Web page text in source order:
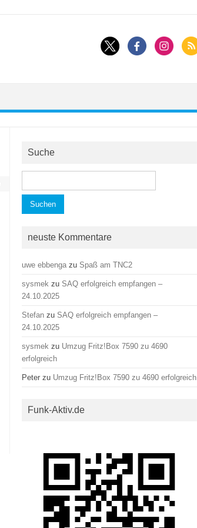
Suche
nach:
neuste Kommentare
uwe ebbenga zu Spaß am TNC2
sysmek zu SAQ erfolgreich empfangen –
24.10.2025
Stefan zu SAQ erfolgreich empfangen –
24.10.2025
sysmek zu Umzug Fritz!Box 7590 zu 4690
erfolgreich
Peter zu Umzug Fritz!Box 7590 zu 4690 erfolgreich
Funk-Aktiv.de